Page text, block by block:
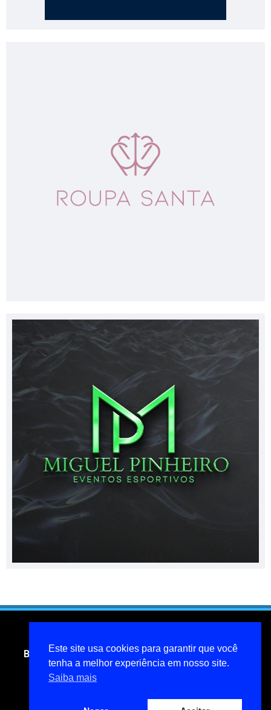
Blog do jornalista Miguel Pinheiro- todos os direitos
reservados
miguelpinheiroarcanjo@hotmail.com
Este site usa cookies para garantir que você
tenha a melhor experiência em nosso site.
Saiba mais